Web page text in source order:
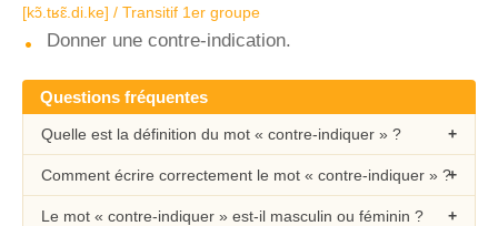
[kɔ̃.tʁɛ̃.di.ke] / Transitif 1er groupe
Donner une contre-indication.
Questions fréquentes
Quelle est la définition du mot « contre-indiquer » ?
Comment écrire correctement le mot « contre-indiquer » ?
Le mot « contre-indiquer » est-il masculin ou féminin ?